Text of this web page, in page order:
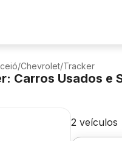
/Chevrolet/Tracker
Carros Usados e
2 veículos